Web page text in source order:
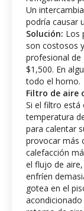
Un
podría causar
Solución: Los
son costosos
profesional de
$1,500. En
todo el horno.
Filtro de aire
Si el filtro está
temperatura
para calentar
provocar más
calefacción
el flujo de
enfríen
gotea en el